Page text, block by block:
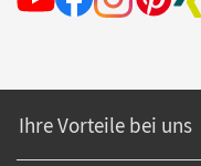
Ihre Vorteile bei uns